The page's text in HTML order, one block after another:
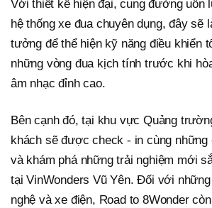
Với thiết kế hiện đại, cung đường uốn
hệ thống xe đua chuyên dụng, đây sẽ
tưởng để thể hiện kỹ năng điều khiển
những vòng đua kịch tính trước khi
âm nhạc đỉnh cao.
Bên cạnh đó, tại khu vực Quảng
khách sẽ được check - in cùng những
và khám phá những trải nghiệm mới
tại VinWonders Vũ Yên. Đối với
nghệ và xe điện, Road to 8Wonder